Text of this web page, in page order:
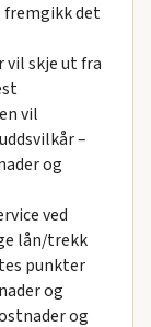
fremgikk det
vil skje ut fra
vil
–
og
ved
lån/trekk
punkter
og
og